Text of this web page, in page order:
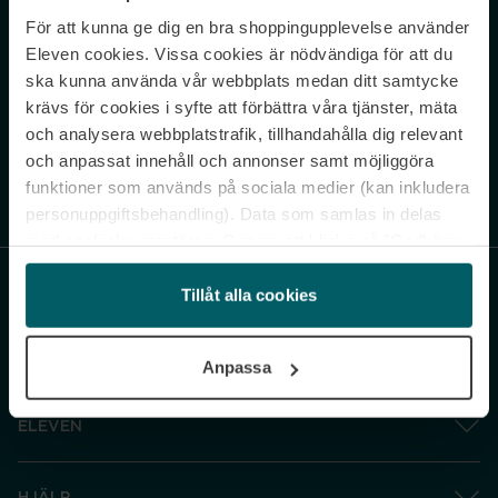
För att kunna ge dig en bra shoppingupplevelse använder
Eleven cookies. Vissa cookies är nödvändiga för att du
ska kunna använda vår webbplats medan ditt samtycke
krävs för cookies i syfte att förbättra våra tjänster, mäta
och analysera webbplatstrafik, tillhandahålla dig relevant
och anpassat innehåll och annonser samt möjliggöra
funktioner som används på sociala medier (kan inkludera
personuppgiftsbehandling). Data som samlas in delas
och gå vidare” accepterar du samtliga cookies medan du
under ”Inställningar” kan anpassa användningen av
cookies. Du kan återkalla ditt samtycke när som helst.
Tillåt alla cookies
Anpassa
Never miss a beat.
Sign up to our newsletter.
Genom att prenumerera accepterar du vår Integritetspolicy. Avprenumerera
ELEVEN